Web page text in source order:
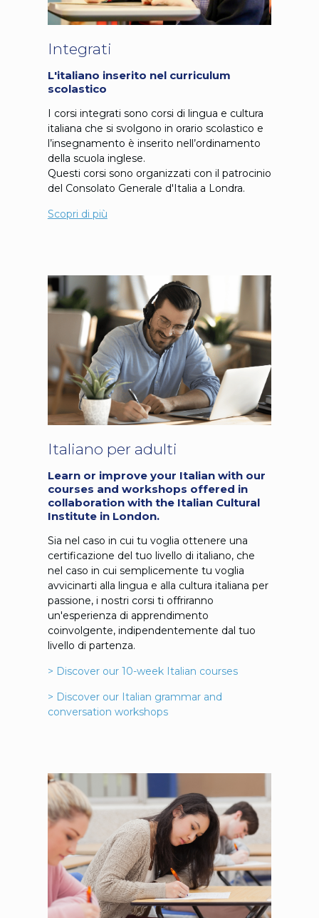
Integrati
L'italiano inserito nel curriculum
scolastico
I corsi integrati sono corsi di lingua e cultura
italiana che si svolgono in orario scolastico e
l’insegnamento è inserito nell’ordinamento
della scuola inglese.
Questi corsi sono organizzati con il patrocinio
del Consolato Generale d'Italia a Londra.
Scopri di più
Italiano per adulti
Learn or improve your Italian with our
courses and workshops offered in
collaboration with the Italian Cultural
Institute in London.
Sia nel caso in cui tu voglia ottenere una
certificazione del tuo livello di italiano, che
nel caso in cui semplicemente tu voglia
avvicinarti alla lingua e alla cultura italiana per
passione, i nostri corsi ti offriranno
un'esperienza di apprendimento
coinvolgente, indipendentemente dal tuo
livello di partenza.
> Discover our 10-week Italian courses
> Discover our Italian grammar and
conversation workshops